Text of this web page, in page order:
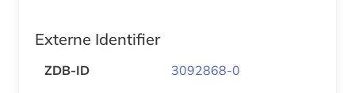
Externe Identifier
ZDB-ID 3092868-0